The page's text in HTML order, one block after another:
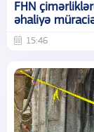
FHN
əhaliyə
15:46